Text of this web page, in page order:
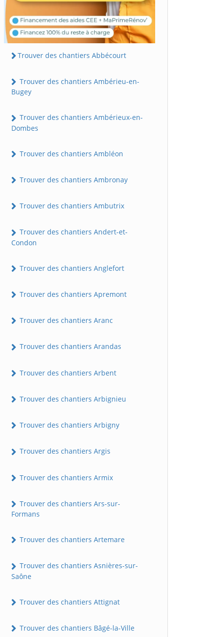
Trouver des chantiers Abbécourt
Trouver des chantiers Ambérieu-en-
Bugey
Trouver des chantiers Ambérieux-en-
Dombes
Trouver des chantiers Ambléon
Trouver des chantiers Ambronay
Trouver des chantiers Ambutrix
Trouver des chantiers Andert-et-
Condon
Trouver des chantiers Anglefort
Trouver des chantiers Apremont
Trouver des chantiers Aranc
Trouver des chantiers Arandas
Trouver des chantiers Arbent
Trouver des chantiers Arbignieu
Trouver des chantiers Arbigny
Trouver des chantiers Argis
Trouver des chantiers Armix
Trouver des chantiers Ars-sur-
Formans
Trouver des chantiers Artemare
Trouver des chantiers Asnières-sur-
Saône
Trouver des chantiers Attignat
Trouver des chantiers Bâgé-la-Ville